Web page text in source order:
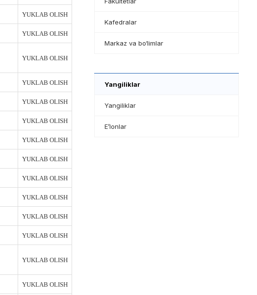
YUKLAB OLISH
YUKLAB OLISH
YUKLAB OLISH
YUKLAB OLISH
YUKLAB OLISH
YUKLAB OLISH
YUKLAB OLISH
YUKLAB OLISH
YUKLAB OLISH
YUKLAB OLISH
YUKLAB OLISH
YUKLAB OLISH
YUKLAB OLISH
YUKLAB OLISH
Kafedralar
Markaz va bo‘limlar
Yangiliklar
Yangiliklar
E’lonlar